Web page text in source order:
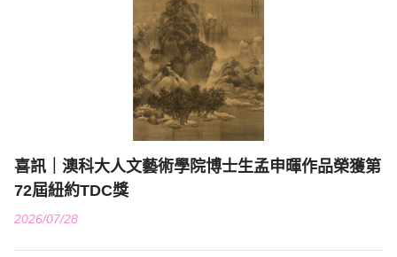
喜訊｜澳科大人文藝術學院博士生孟申暉作品榮獲第
72屆紐約TDC獎
2026/07/28